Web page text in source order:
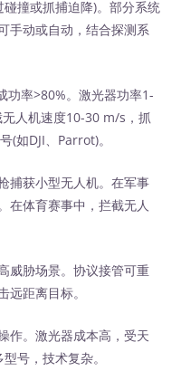
撞或抓捕迫降)。部分系统
手动或自动，结合探测系
功率>80%。激光器功率1-
人机速度10-30 m/s，抓
(如DJI、Parrot)。
捕获小型无人机。在军事
在体育赛事中，拦截无人
威胁场景。协议接管可重
距离目标。
作。激光器成本高，受天
号，技术复杂。